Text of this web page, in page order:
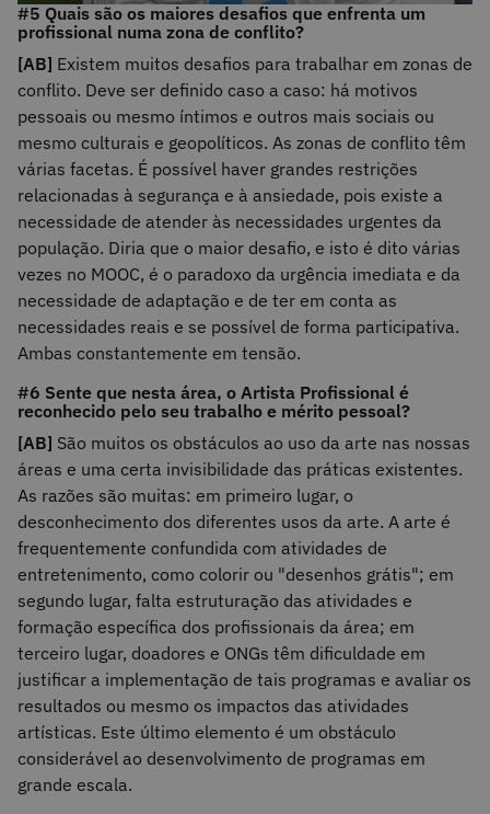
#5 Quais são os maiores desafios que enfrenta um
profissional numa zona de conflito?
[AB] Existem muitos desafios para trabalhar em zonas de
conflito. Deve ser definido caso a caso: há motivos
pessoais ou mesmo íntimos e outros mais sociais ou
mesmo culturais e geopolíticos. As zonas de conflito têm
várias facetas. É possível haver grandes restrições
relacionadas à segurança e à ansiedade, pois existe a
necessidade de atender às necessidades urgentes da
população. Diria que o maior desafio, e isto é dito várias
vezes no MOOC, é o paradoxo da urgência imediata e da
necessidade de adaptação e de ter em conta as
necessidades reais e se possível de forma participativa.
Ambas constantemente em tensão.
#6 Sente que nesta área, o Artista Profissional é
reconhecido pelo seu trabalho e mérito pessoal?
[AB] São muitos os obstáculos ao uso da arte nas nossas
áreas e uma certa invisibilidade das práticas existentes.
As razões são muitas: em primeiro lugar, o
desconhecimento dos diferentes usos da arte. A arte é
frequentemente confundida com atividades de
entretenimento, como colorir ou "desenhos grátis"; em
segundo lugar, falta estruturação das atividades e
formação específica dos profissionais da área; em
terceiro lugar, doadores e ONGs têm dificuldade em
justificar a implementação de tais programas e avaliar os
resultados ou mesmo os impactos das atividades
artísticas. Este último elemento é um obstáculo
considerável ao desenvolvimento de programas em
grande escala.